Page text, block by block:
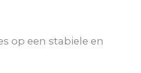
op een stabiele en